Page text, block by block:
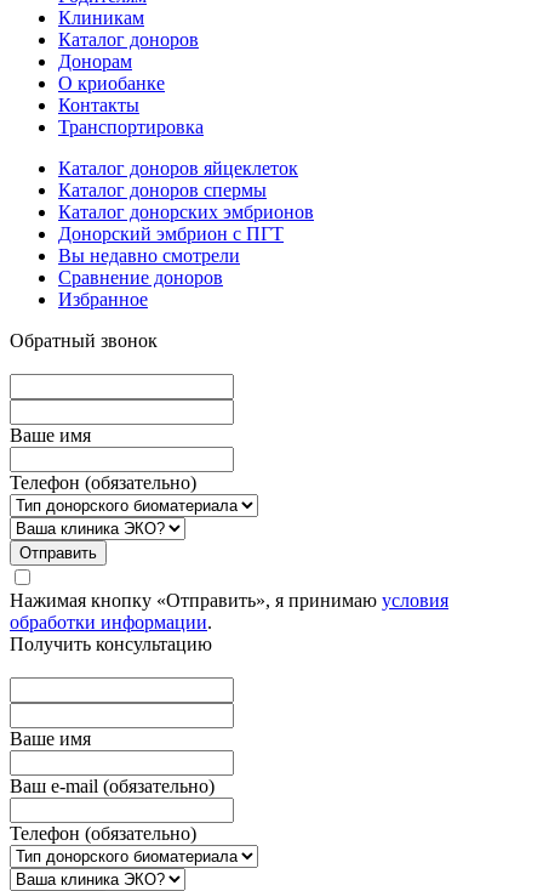
Клиникам
Каталог доноров
Донорам
О криобанке
Контакты
Транспортировка
Каталог доноров яйцеклеток
Каталог доноров спермы
Каталог донорских эмбрионов
Донорский эмбрион с ПГТ
Вы недавно смотрели
Сравнение доноров
Избранное
Обратный звонок
Вашe имя
Телефон (обязательно)
Отправить
Нажимая кнопку «Отправить», я принимаю условия
обработки информации.
Получить консультацию
Вашe имя
Ваш e-mail (обязательно)
Телефон (обязательно)